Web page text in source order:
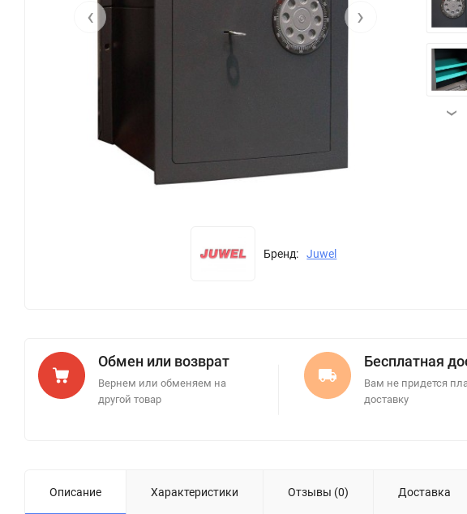
‹ ›
›
Бренд: Juwel
Обмен или возврат
Вернем или обменяем на
другой товар
Бесплатная
Вам не придется
доставку
Описание Характеристики Отзывы (0) Доставка